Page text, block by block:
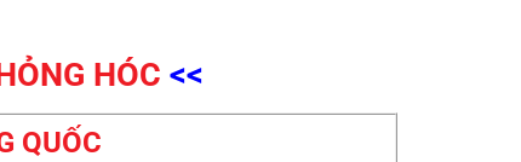
HÓC <<
QUỐC